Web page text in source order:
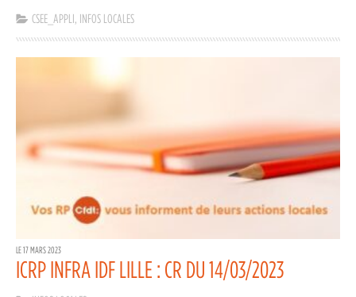
CSEE_APPLI INFOS LOCALES
LE 17 MARS 2023
ICRP INFRA IDF LILLE : CR DU 14/03/2023